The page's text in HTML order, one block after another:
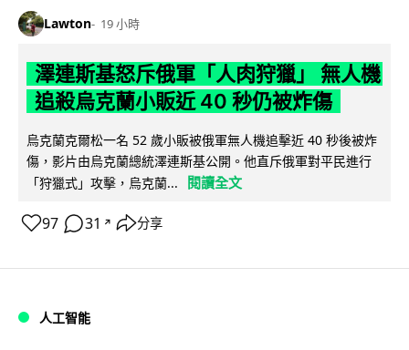
Lawton 19 小時
澤連斯基怒斥俄軍「人肉狩獵」 無人機
追殺烏克蘭小販近 40 秒仍被炸傷
烏克蘭克爾松一名 52 歲小販被俄軍無人機追擊近 40 秒後被炸
傷，影片由烏克蘭總統澤連斯基公開。他直斥俄軍對平民進行
「狩獵式」攻擊，烏克蘭...
閱讀全文
97 31 ↗ 分享
人工智能